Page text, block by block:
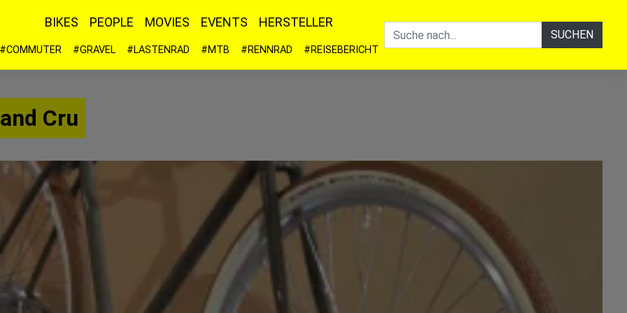
SUCHEN
BIKES PEOPLE MOVIES EVENTS HERSTELLER
#COMMUTER #GRAVEL #LASTENRAD #MTB #RENNRAD #REISEBERICHT
Cru